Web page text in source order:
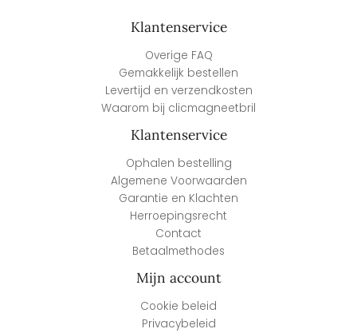
Klantenservice
Overige FAQ
Gemakkelijk bestellen
Levertijd en verzendkosten
Waarom bij clicmagneetbril
Klantenservice
Ophalen bestelling
Algemene Voorwaarden
Garantie en Klachten
Herroepingsrecht
Contact
Betaalmethodes
Mijn account
Cookie beleid
Privacybeleid